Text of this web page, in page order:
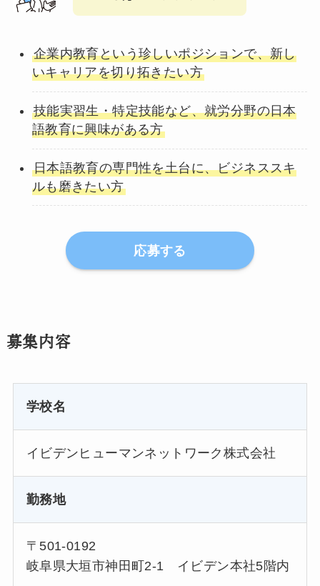
企業内教育という珍しいポジションで、新し
いキャリアを切り拓きたい方
技能実習生・特定技能など、就労分野の日本
語教育に興味がある方
日本語教育の専門性を土台に、ビジネススキ
ルも磨きたい方
応募する
募集内容
学校名
イビデンヒューマンネットワーク株式会社
勤務地
〒501-0192
岐阜県大垣市神田町2-1 イビデン本社5階内